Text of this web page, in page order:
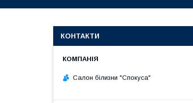
КОНТАКТИ
Салон білизни "Спокуса"